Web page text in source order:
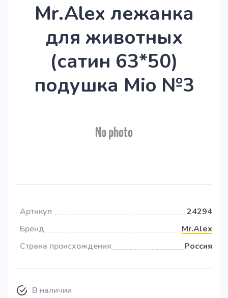
Mr.Alex лежанка
для животных
(сатин 63*50)
подушка Mio №3
Артикул
24294
Бренд
Mr.Alex
Страна происхождения
Россия
В наличии